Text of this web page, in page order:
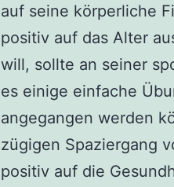
auf seine körperliche
positiv auf das Alter
will, sollte an seiner
es einige einfache
angegangen werden
zügigen Spaziergang
positiv auf die